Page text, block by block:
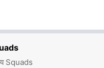
Squads